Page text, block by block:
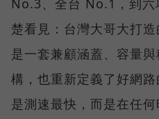
楚看見：台灣大哥大打
是一套兼顧涵蓋、容量
構，也重新定義了好網
是測速最快，而是在任